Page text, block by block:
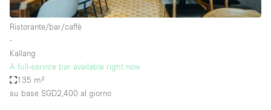
Ristorante/bar/caffè
∙
Kallang
A full-service bar available right now
135 m²
su base SGD2,400 al giorno